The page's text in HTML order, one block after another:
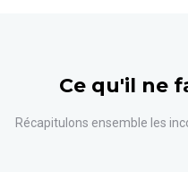
Ce qu'il ne
Récapitulons ensemble les